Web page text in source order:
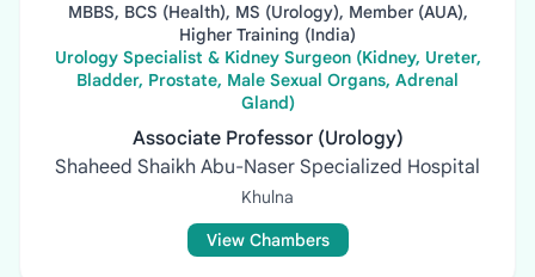
MBBS, BCS (Health), MS (Urology), Member (AUA),
Higher Training (India)
Urology Specialist & Kidney Surgeon (Kidney, Ureter,
Bladder, Prostate, Male Sexual Organs, Adrenal
Gland)
Associate Professor (Urology)
Shaheed Shaikh Abu-Naser Specialized Hospital
Khulna
View Chambers